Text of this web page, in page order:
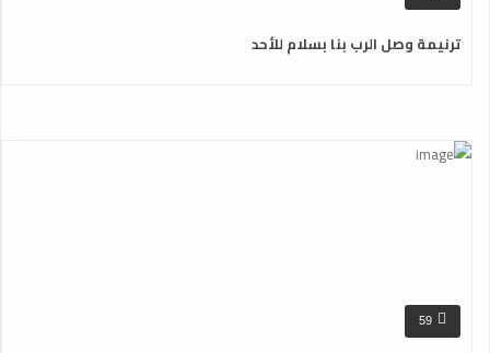
ترنيمة وصل الرب بنا بسلام للأحد
59